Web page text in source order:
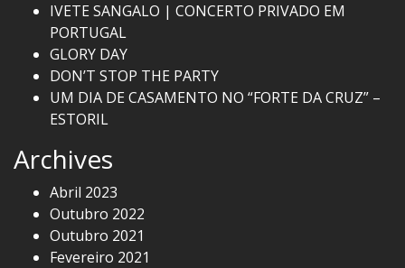
IVETE SANGALO | CONCERTO PRIVADO EM
PORTUGAL
GLORY DAY
DON’T STOP THE PARTY
UM DIA DE CASAMENTO NO “FORTE DA CRUZ” –
ESTORIL
Archives
Abril 2023
Outubro 2022
Outubro 2021
Fevereiro 2021